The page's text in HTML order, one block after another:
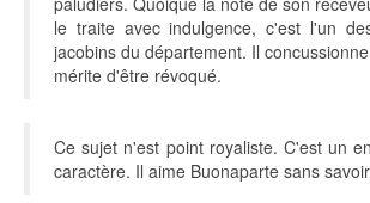
le traite avec indulgence, c'est l'un
jacobins du département. Il
mérite d'être révoqué.
Ce sujet n'est point royaliste. C'est un
caractère. Il aime Buonaparte sans